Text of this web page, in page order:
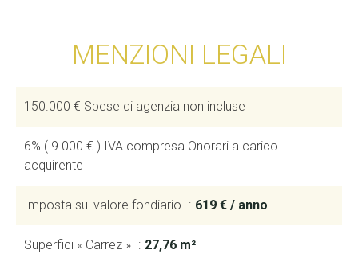
MENZIONI LEGALI
150.000 € Spese di agenzia non incluse
6% ( 9.000 € ) IVA compresa Onorari a carico
acquirente
Imposta sul valore fondiario 619 € / anno
Superfici « Carrez » 27,76 m²